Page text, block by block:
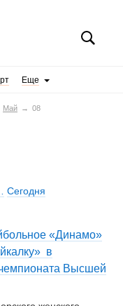
Еще
Май 08
Сегодня
«Динамо»
в
Высшей